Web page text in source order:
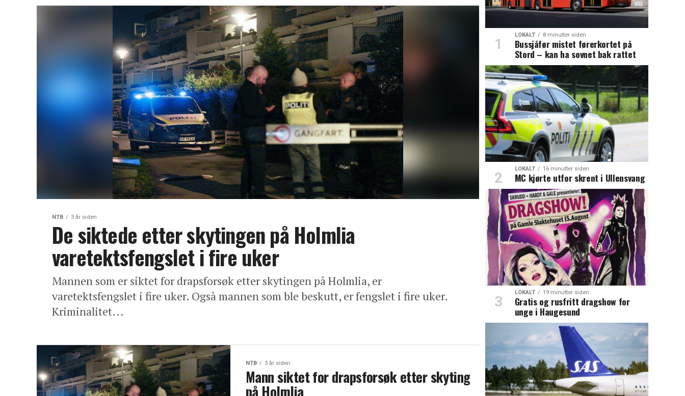
NTB 3 år siden
De siktede etter skytingen på Holmlia
varetektsfengslet i fire uker
Mannen som er siktet for drapsforsøk etter skytingen på Holmlia, er
varetektsfengslet i fire uker. Også mannen som ble beskutt, er fengslet i fire uker.
Kriminalitet...
NTB 3 år siden
Mann siktet for drapsforsøk etter skyting
på Holmlia
LOKALT 8 minutter siden
Bussjåfør mistet førerkortet på
Stord – kan ha sovnet bak rattet
LOKALT 16 minutter siden
MC kjørte utfor skrent i Ullensvang
LOKALT 19 minutter siden
Gratis og rusfritt dragshow for
unge i Haugesund